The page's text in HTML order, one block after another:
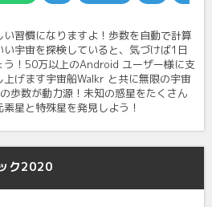
習慣になりますよ！歩数を自動で計算
宇宙を探検していると、気づけば1日
う！50万以上のAndroid ユーザー様に支
げます宇宙船Walkr と共に無限の宇宙
歩数が動力源！未知の惑星をたくさん
星と特殊星を発見しよう！
ク2020